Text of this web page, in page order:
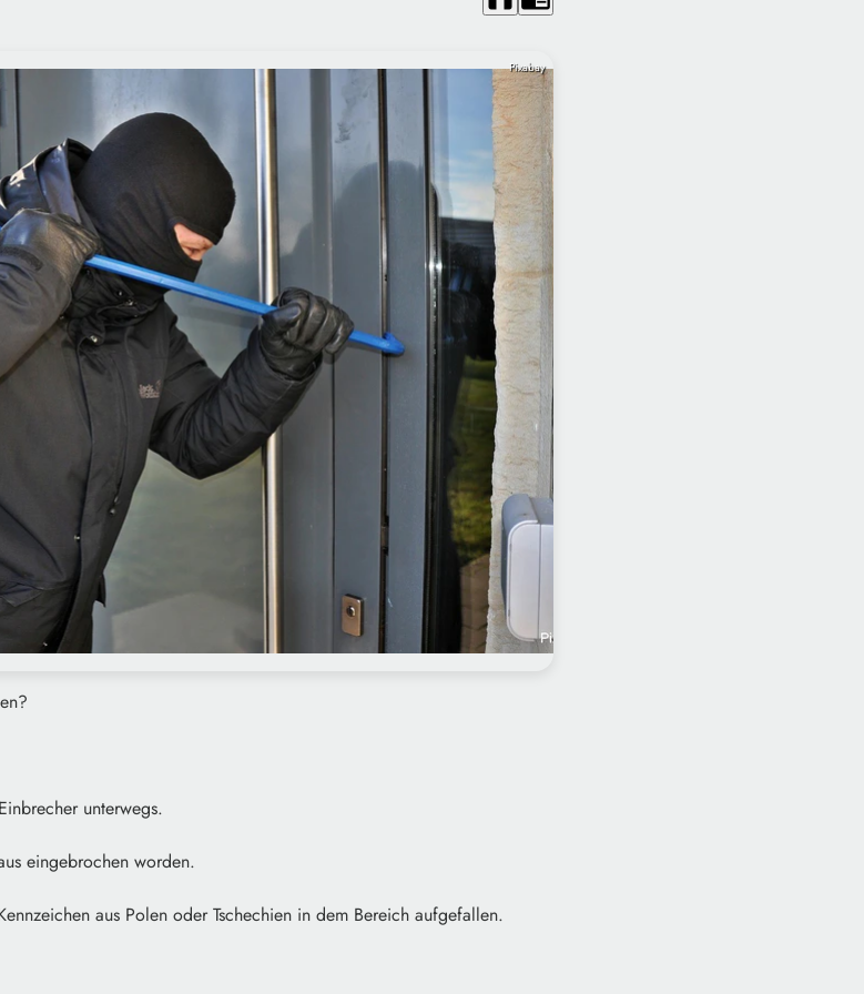
Pixabay
unterwegs.
eingebrochen worden.
aus Polen oder Tschechien in dem Bereich aufgefallen.